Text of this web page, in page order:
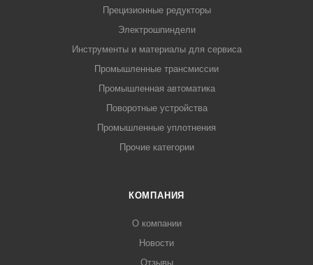
Прецизионные редукторы
Электрошпиндели
Инструменты и материалы для сервиса
Промышленные трансмиссии
Промышленная автоматика
Поворотные устройства
Промышленные уплотнения
Прочие категории
КОМПАНИЯ
О компании
Новости
Отзывы